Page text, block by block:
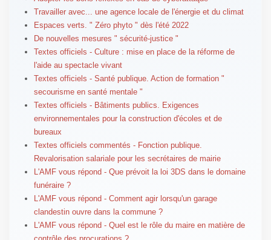
Travailler avec... une agence locale de l'énergie et du climat
Espaces verts. " Zéro phyto " dès l'été 2022
De nouvelles mesures " sécurité-justice "
Textes officiels - Culture : mise en place de la réforme de
l'aide au spectacle vivant
Textes officiels - Santé publique. Action de formation "
secourisme en santé mentale "
Textes officiels - Bâtiments publics. Exigences
environnementales pour la construction d'écoles et de
bureaux
Textes officiels commentés - Fonction publique.
Revalorisation salariale pour les secrétaires de mairie
L'AMF vous répond - Que prévoit la loi 3DS dans le domaine
funéraire ?
L'AMF vous répond - Comment agir lorsqu'un garage
clandestin ouvre dans la commune ?
L'AMF vous répond - Quel est le rôle du maire en matière de